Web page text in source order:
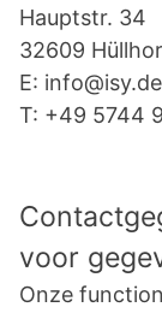
Hauptstr. 34
32609
E: info@isy.de
T: +49 5744
voor
Onze